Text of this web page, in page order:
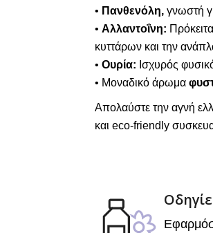
• Πανθενόλη, γνωστή
• Αλλαντοΐνη:
κυττάρων και την
• Ουρία: Ισχυρός
• Μοναδικό άρωμα
Απολαύστε την αγνή
και eco-friendly